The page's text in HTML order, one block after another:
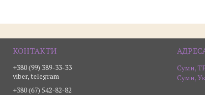
+380 (99) 389-33-33
viber, telegram
+380 (67) 542-82-82
Суми,
Суми,